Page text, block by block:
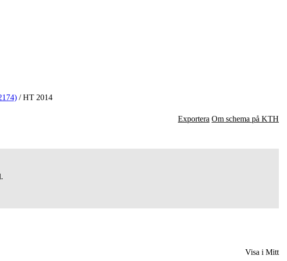
/HT 2014
Exportera Om schema på KTH
Visa i Mitt